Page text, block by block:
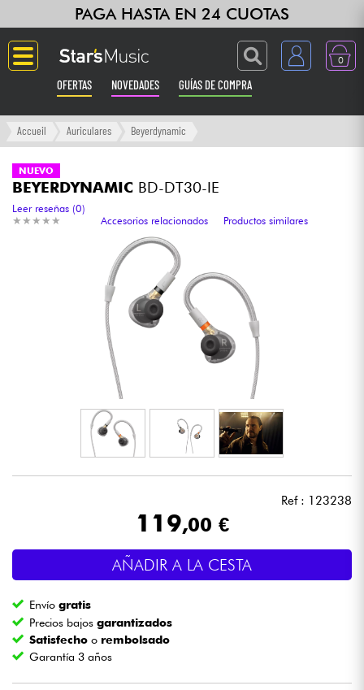
PAGA HASTA EN 24 CUOTAS
0
OFERTAS NOVEDADES GUÍAS DE COMPRA
Langue
Ampli & Efectos
Sintetizadores & samplers
Grabación
Auriculares
Micros
Luces
Vientos
Violines y cuarteto
Accueil Auriculares Beyerdynamic
NUEVO
BEYERDYNAMIC BD-DT30-IE
★ ★ ★ ★ ★
★ ★ ★ ★ ★
Leer reseñas (0)
Accesorios relacionados
Productos similares
Ref : 123238
119,00 €
AÑADIR A LA CESTA
Envíogratis
Precios bajosgarantizados
Satisfecho o rembolsado
Garantía 3 años